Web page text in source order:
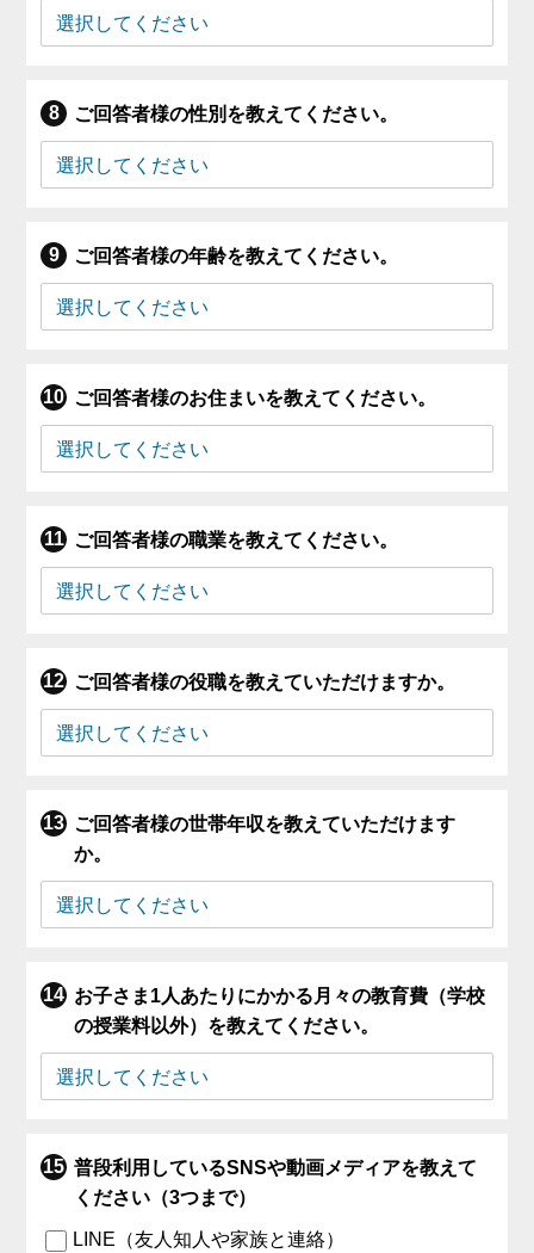
ご回答者様の性別を教えてください。
ご回答者様の年齢を教えてください。
ご回答者様のお住まいを教えてください。
ご回答者様の職業を教えてください。
ご回答者様の役職を教えていただけますか。
ご回答者様の世帯年収を教えていただけます
か。
お子さま1人あたりにかかる月々の教育費（学校
の授業料以外）を教えてください。
普段利用しているSNSや動画メディアを教えて
ください（3つまで）
LINE（友人知人や家族と連絡）